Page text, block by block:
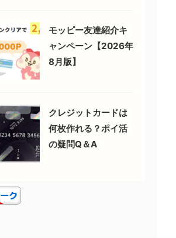
モッピー友達紹介キ
ャンペーン【2026年
8月版】
クレジットカードは
何枚作れる？ポイ活
の疑問Q＆A